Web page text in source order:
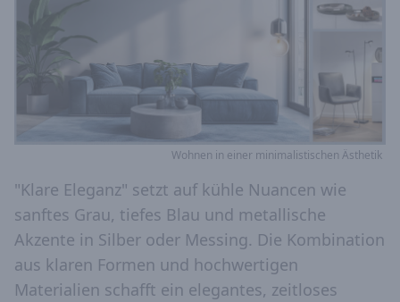
Wohnen in einer minimalistischen Ästhetik
"Klare Eleganz" setzt auf kühle Nuancen wie
sanftes Grau, tiefes Blau und metallische
Akzente in Silber oder Messing. Die Kombination
aus klaren Formen und hochwertigen
Materialien schafft ein elegantes, zeitloses